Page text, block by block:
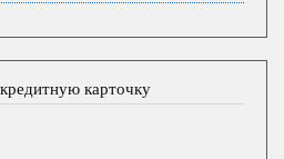
карточку